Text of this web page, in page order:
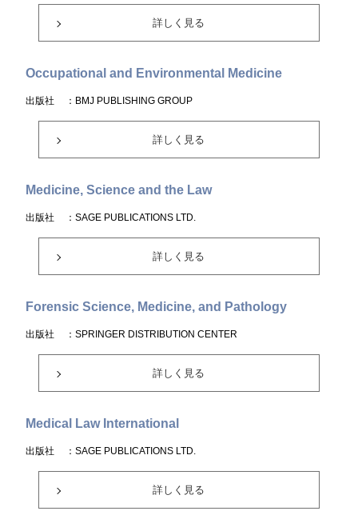
詳しく見る
Occupational and Environmental Medicine
出版社 ：BMJ PUBLISHING GROUP
詳しく見る
Medicine, Science and the Law
出版社 ：SAGE PUBLICATIONS LTD.
詳しく見る
Forensic Science, Medicine, and Pathology
出版社 ：SPRINGER DISTRIBUTION CENTER
詳しく見る
Medical Law International
出版社 ：SAGE PUBLICATIONS LTD.
詳しく見る